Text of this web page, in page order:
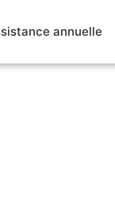
annuelle